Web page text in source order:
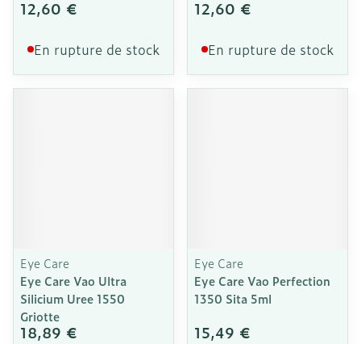
12,60 €
En rupture de stock
12,60 €
En rupture de stock
Eye Care
Eye Care Vao Ultra
Silicium Uree 1550
Griotte
18,89 €
Eye Care
Eye Care Vao Perfection
1350 Sita 5ml
15,49 €